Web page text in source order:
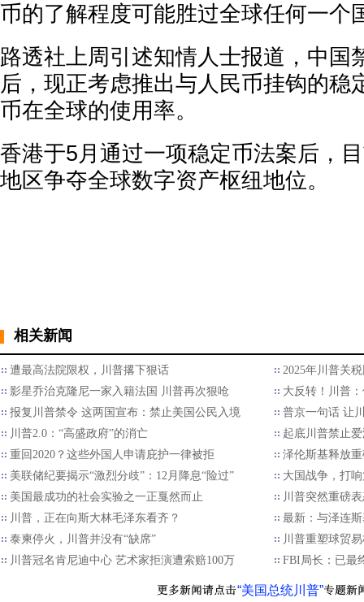
币的了解程度可能胜过全球任何一个
路透社上周引述知情人士报道，中国
后，现正考虑推出与人民币挂钩的稳
币在全球的使用率。
香港于5月通过一项稳定币法案后，
地区争夺全球数字资产枢纽地位。
相关新闻
遭最高法院限权，川普撂下狠话
2025年川普关
影星乔治克隆尼一家入籍法国 川普再次狠呛
大反转！川普
报复川普禁令 这两国宣布：禁止美国公民入境
普京一句话 让
川普2.0：“高盛政府”的消亡
起底川普禁止
重回2020？这些外国人申请庇护一律被拒
泽伦斯基释放
美联储纪要揭示“激烈分歧”：12月降息“险过”
大国战争，打
美国最成功的社会实验之一正戛然而止
川普突然重磅
川普，正在向斯大林毛泽东看齐？
最新：与泽连
泰柬停火，川普并没有“缺席”
川普重塑球贸
川普冠名肯尼迪中心 艺术家拒演遭索赔100万
FBI局长：已最
“美国总统川普”